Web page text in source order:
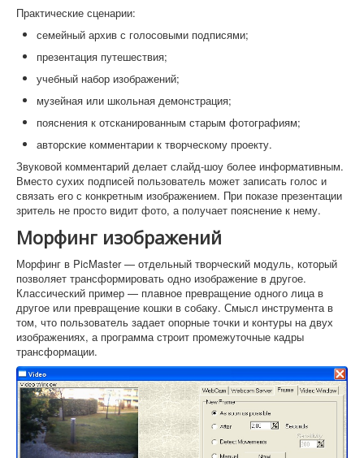
Практические сценарии:
семейный архив с голосовыми подписями;
презентация путешествия;
учебный набор изображений;
музейная или школьная демонстрация;
пояснения к отсканированным старым фотографиям;
авторские комментарии к творческому проекту.
Звуковой комментарий делает слайд-шоу более информативным.
Вместо сухих подписей пользователь может записать голос и
связать его с конкретным изображением. При показе презентации
зритель не просто видит фото, а получает пояснение к нему.
Морфинг изображений
Морфинг в PicMaster — отдельный творческий модуль, который
позволяет трансформировать одно изображение в другое.
Классический пример — плавное превращение одного лица в
другое или превращение кошки в собаку. Смысл инструмента в
том, что пользователь задает опорные точки и контуры на двух
изображениях, а программа строит промежуточные кадры
трансформации.